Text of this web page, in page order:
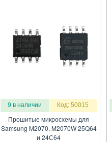
9 в наличии Код: 50015
Прошитые микросхемы для
Samsung M2070, M2070W 25Q64
и 24С64